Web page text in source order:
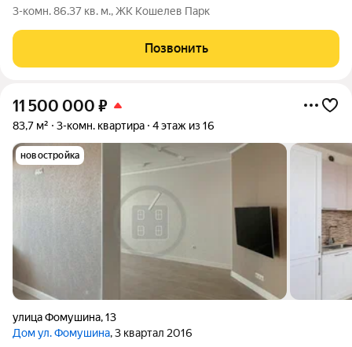
3-комн. 86.37 кв. м., ЖК Кошелев Парк
Позвонить
11 500 000 ₽
83,7 м² 3-комн. квартира 4 этаж из 16
новостройка
улица Фомушина,13
Дом ул. Фомушина, 3 квартал 2016